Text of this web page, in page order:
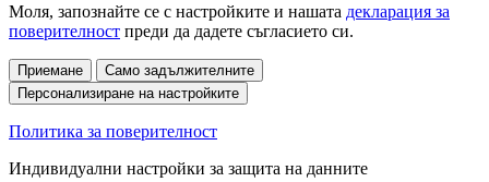
Моля, запознайте се с настройките и нашата декларация за
поверителност преди да дадете съгласието си.
Приемане
Само задължителните
Персонализиране на настройките
Политика за поверителност
Индивидуални настройки за защита на данните